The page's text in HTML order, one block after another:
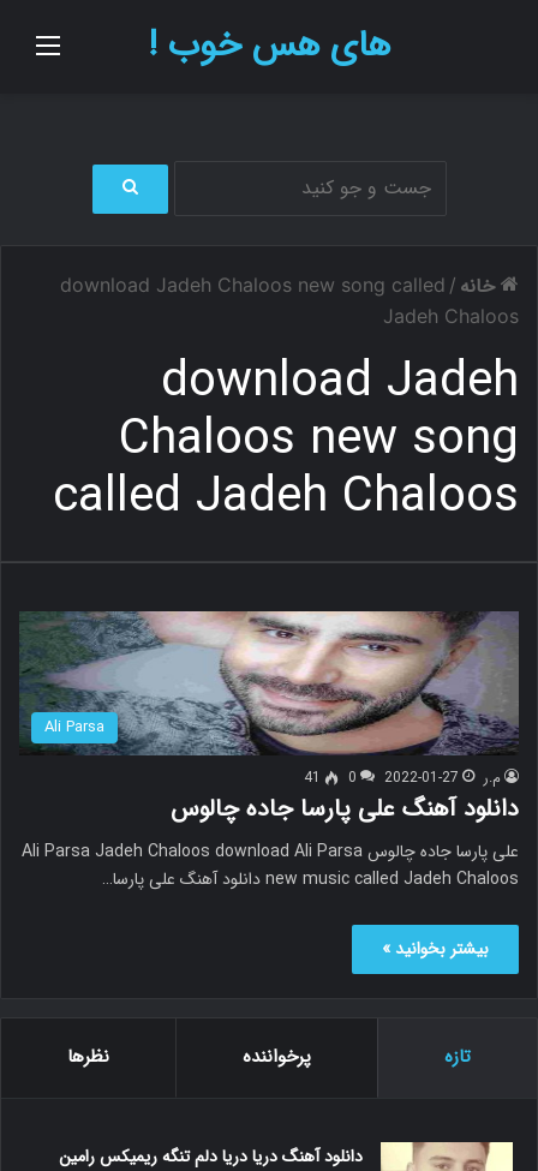
های هس خوب !
ج
ج
ی
خانه /
download Jadeh Chaloos new song called
Jadeh Chaloos
download Jadeh
Chaloos new song
called Jadeh Chaloos
Ali Parsa
م.ر 2022-01-27
0
41
دانلود آهنگ علی پارسا جاده چالوس
علی پارسا جاده چالوس Ali Parsa Jadeh Chaloos download Ali Parsa
new music called Jadeh Chaloos دانلود آهنگ علی پارسا…
بیشتر بخوانید »
تازه پرخواننده نظرها
دانلود آهنگ دریا دریا دلم تنگه ریمیکس رامین